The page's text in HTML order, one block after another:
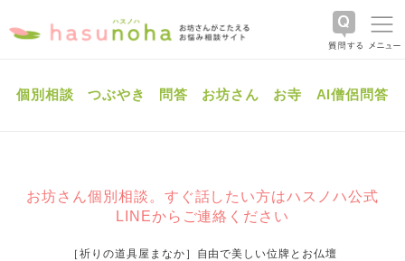
個別相談 つぶやき 問答 お坊さん お寺 AI僧侶問答
お坊さん個別相談。すぐ話したい方はハスノハ公式
LINEからご連絡ください
［祈りの道具屋まなか］自由で美しい位牌とお仏壇